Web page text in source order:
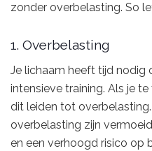
zonder overbelasting. So
1. Overbelasting
Je lichaam heeft tijd nodig
intensieve training. Als je
dit leiden tot
overbelasting zijn
en een verhoogd risico op